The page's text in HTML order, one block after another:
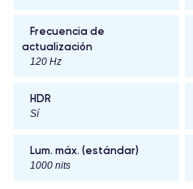
Frecuencia de
actualización
120 Hz
HDR
Sí
Lum. máx. (estándar)
1000 nits